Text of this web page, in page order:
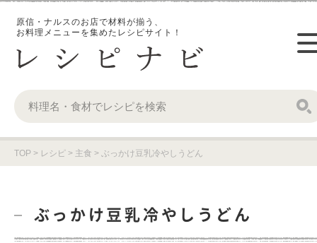
原信・ナルスのお店で材料が揃う、
お料理メニューを集めたレシピサイト！
TOP > レシピ > 主食 > ぶっかけ豆乳冷やしうどん
ぶっかけ豆乳冷やしうどん